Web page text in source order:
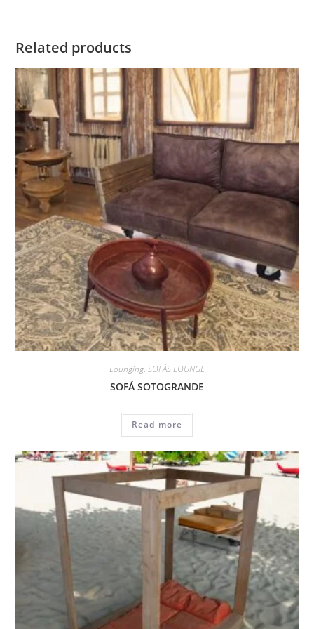
Related products
Lounging, SOFÁS LOUNGE
SOFÁ SOTOGRANDE
Read more